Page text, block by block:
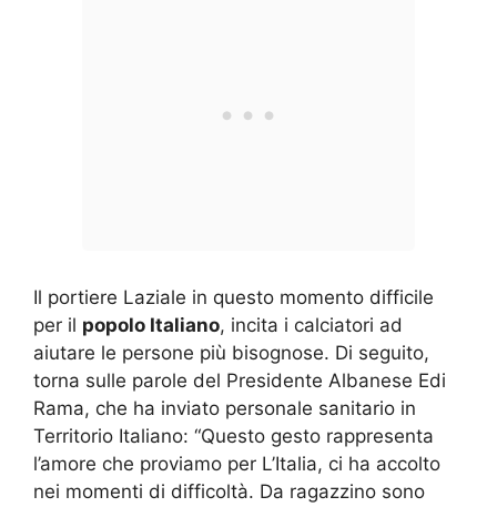
Il portiere Laziale in questo momento difficile
per il popolo Italiano, incita i calciatori ad
aiutare le persone più bisognose. Di seguito,
torna sulle parole del Presidente Albanese Edi
Rama, che ha inviato personale sanitario in
Territorio Italiano: “Questo gesto rappresenta
l’amore che proviamo per L’Italia, ci ha accolto
nei momenti di difficoltà. Da ragazzino sono